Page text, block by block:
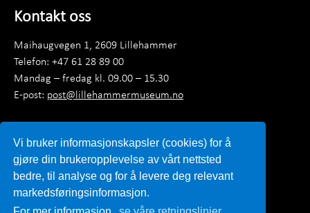
Vi bruker informasjonskapsler (cookies) for å
gjøre din brukeropplevelse av vårt nettsted
bedre, til analyse og for å levere deg relevant
markedsføringsinformasjon.
Kontakt oss
Maihaugvegen 1, 2609 Lillehammer
Telefon: +47 61 28 89 00
Mandag – fredag kl. 09.00 – 15.30
E-post: post@lillehammermuseum.no
Ansatte
Personvernerklæring